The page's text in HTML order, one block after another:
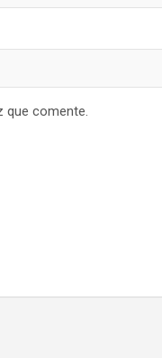
que comente.